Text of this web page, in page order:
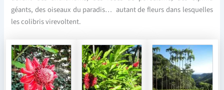
géants, des oiseaux du paradis… autant de fleurs dans lesquelles
les colibris virevoltent.